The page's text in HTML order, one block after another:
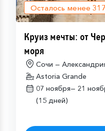
Осталось менее 317
Круиз мечты: от
моря
Сочи —
Astoria Grande
07 ноября— 21
(15 дней)